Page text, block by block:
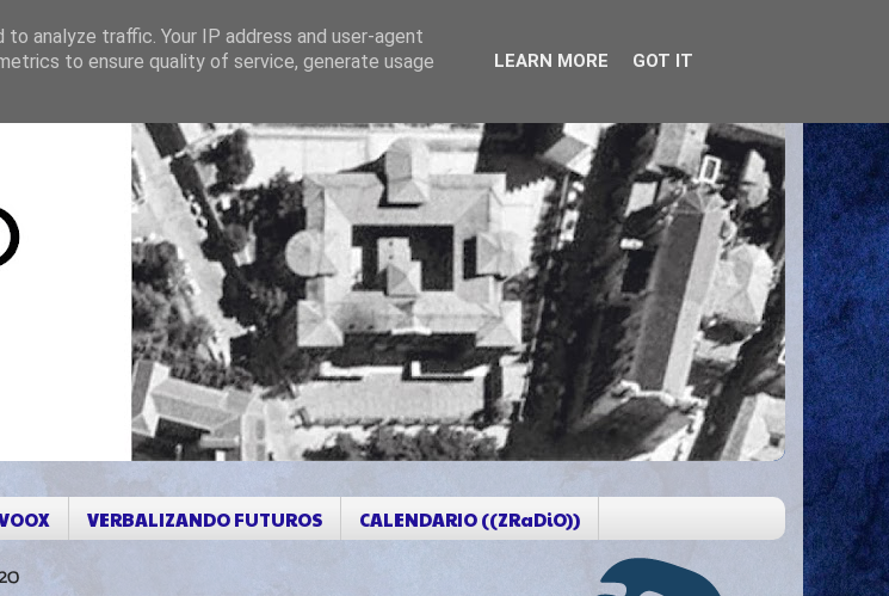
VERBALIZANDO FUTUROS CALENDARIO ((ZRaDiO))
analyze traffic. Your IP address and user-agent
to ensure quality of service, generate usage
LEARN MORE GOT IT